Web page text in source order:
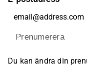
Prenumerera
Du kan ändra din